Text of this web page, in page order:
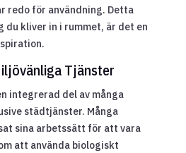
redo för användning. Detta
du kliver in i rummet, är det en
Tjänster
integrerad del av många
städtjänster. Många
sina arbetssätt för att vara
att använda biologiskt